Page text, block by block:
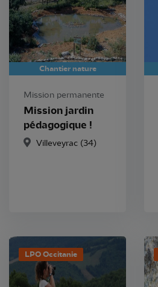
Chantier nature
Mission permanente
Mission jardin
pédagogique !
Villeveyrac (34)
LPO Occitanie